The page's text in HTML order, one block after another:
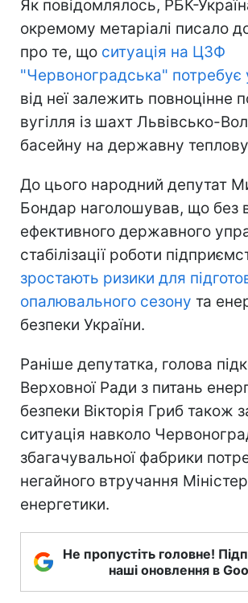
Як повідомлялось, РБК-
окремому метаріалі писало
про те, що ситуація на ЦЗФ
"Червоноградська" потребує
від неї залежить повноцінне
вугілля із шахт Львівсько-
басейну на державну
До цього народний депутат
Бондар наголошував, що без
ефективного державного
стабілізації роботи
зростають ризики для
опалювального сезону та
безпеки України.
Раніше депутатка, голова
Верховної Ради з питань
безпеки Вікторія Гриб також
ситуація навколо
збагачувальної фабрики
негайного втручання
енергетики.
Не пропустіть головне!
наші оновлення в